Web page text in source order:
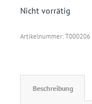
Nicht vorrätig
Artikelnummer: T000206
Beschreibung